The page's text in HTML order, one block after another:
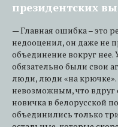
президентских
— Главная ошибка – это
недооценил, он даже не
объединение вокруг
обязательно были свои
люди, люди «на крючке».
невозможным, что
новичка в белорусской
объединились только